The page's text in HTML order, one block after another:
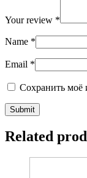
Your review *
Name *
Email *
Сохранить моё
Related